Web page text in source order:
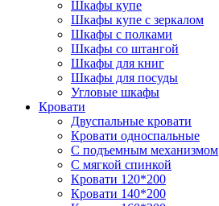
Шкафы купе
Шкафы купе с зеркалом
Шкафы с полками
Шкафы со штангой
Шкафы для книг
Шкафы для посуды
Угловые шкафы
Кровати
Двуспальные кровати
Кровати односпальные
С подъемным механизмом
С мягкой спинкой
Кровати 120*200
Кровати 140*200